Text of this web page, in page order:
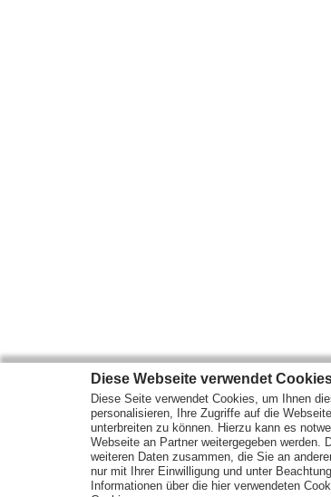
Diese Webseite verwendet
Diese Seite verwendet Cookies, um Ihnen
personalisieren, Ihre Zugriffe auf die
unterbreiten zu können. Hierzu kann es
Webseite an Partner weitergegeben werden.
weiteren Daten zusammen, die Sie an
nur mit Ihrer Einwilligung und unter
Informationen über die hier verwendeten
Mehr Marktdaten und Kurse finden Sie auf www.finanztreff.de
Wirtschaft
ETF Fonds
Anleihen
Rohstoffe